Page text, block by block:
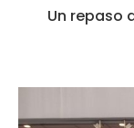
Un repaso